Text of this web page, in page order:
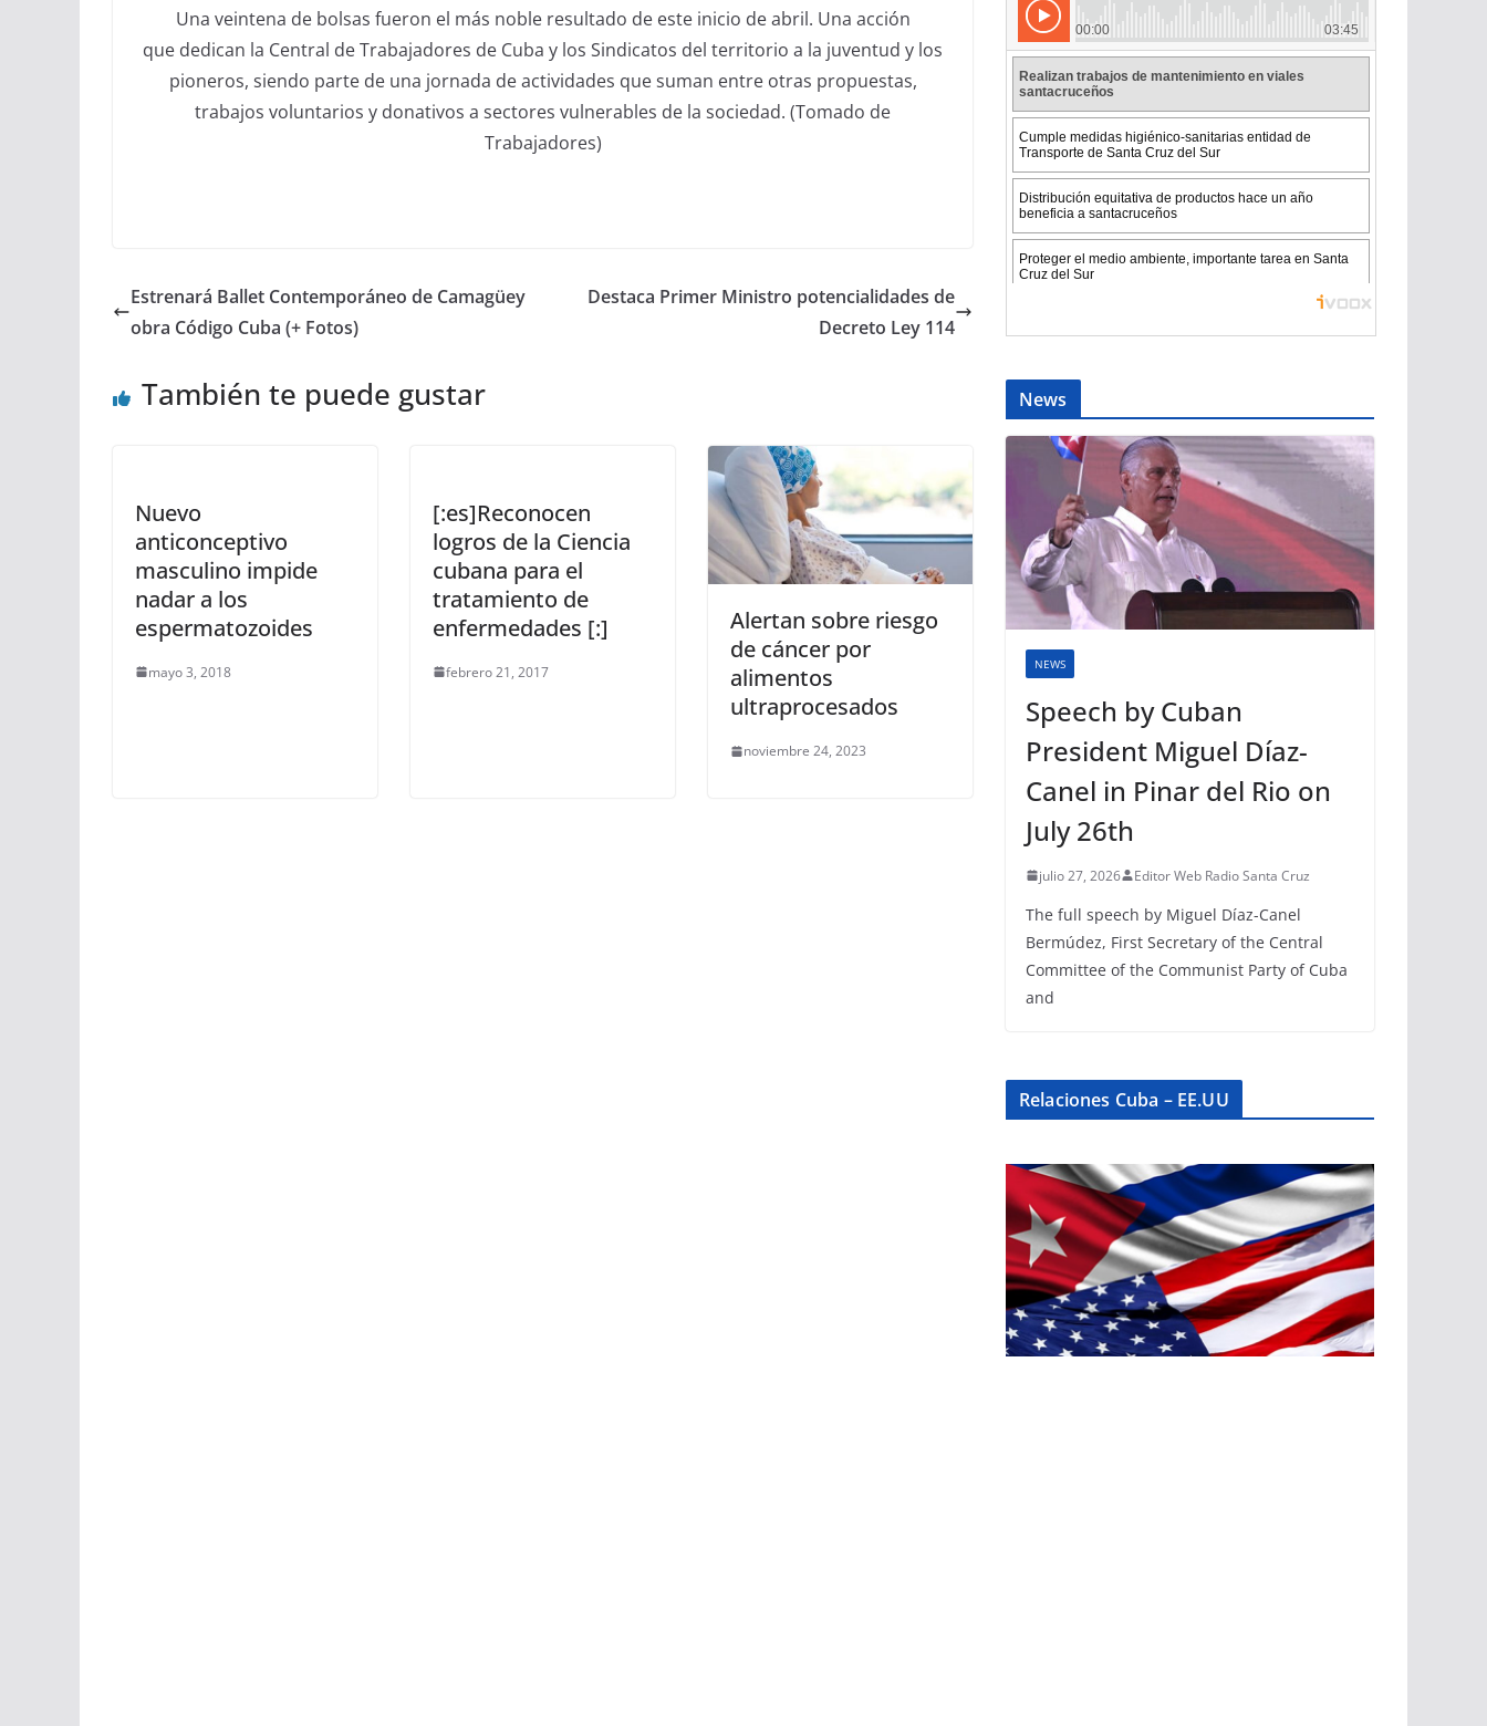
Una veintena de bolsas fueron el más noble resultado de este inicio de abril. Una acción
que dedican la Central de Trabajadores de Cuba y los Sindicatos del territorio a la juventud y los
pioneros, siendo parte de una jornada de actividades que suman entre otras propuestas,
trabajos voluntarios y donativos a sectores vulnerables de la sociedad. (Tomado de
Trabajadores)
Estrenará Ballet Contemporáneo de Camagüey
obra Código Cuba (+ Fotos)
Destaca Primer Ministro potencialidades de
Decreto Ley 114
También te puede gustar
Nuevo
anticonceptivo
masculino impide
nadar a los
espermatozoides
mayo 3, 2018
[:es]Reconocen
logros de la Ciencia
cubana para el
tratamiento de
enfermedades [:]
febrero 21, 2017
Alertan sobre riesgo
de cáncer por
alimentos
ultraprocesados
noviembre 24, 2023
News
NEWS
Speech by Cuban
President Miguel Díaz-
Canel in Pinar del Rio on
July 26th
julio 27, 2026 Editor Web Radio Santa Cruz
The full speech by Miguel Díaz-Canel
Bermúdez, First Secretary of the Central
Committee of the Communist Party of Cuba
and
Relaciones Cuba – EE.UU